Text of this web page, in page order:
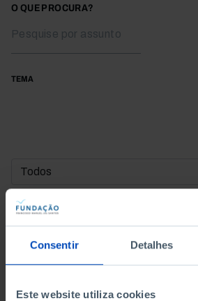
Consentir Detalhes
Este website utiliza cookies
O QUE PROCURA?
TEMA
DATA DE INÍCIO
DATA DE FIM